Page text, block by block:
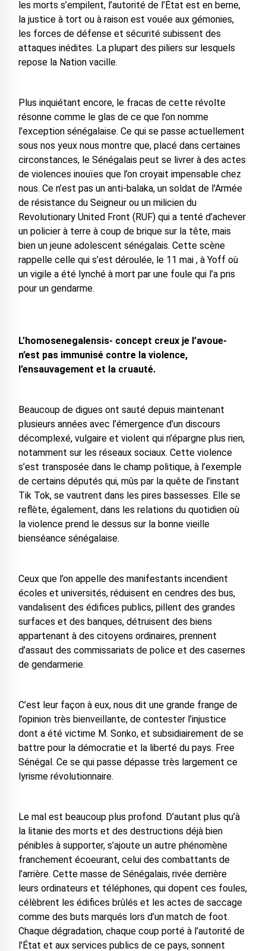
les morts s’empilent, l’autorité de l’État est en berne,
la justice à tort ou à raison est vouée aux gémonies,
les forces de défense et sécurité subissent des
attaques inédites. La plupart des piliers sur lesquels
repose la Nation vacille.
Plus inquiétant encore, le fracas de cette révolte
résonne comme le glas de ce que l’on nomme
l’exception sénégalaise. Ce qui se passe actuellement
sous nos yeux nous montre que, placé dans certaines
circonstances, le Sénégalais peut se livrer à des actes
de violences inouïes que l’on croyait impensable chez
nous. Ce n’est pas un anti-balaka, un soldat de l'Armée
de résistance du Seigneur ou un milicien du
Revolutionary United Front (RUF) qui a tenté d’achever
un policier à terre à coup de brique sur la tête, mais
bien un jeune adolescent sénégalais. Cette scène
rappelle celle qui s’est déroulée, le 11 mai , à Yoff où
un vigile a été lynché à mort par une foule qui l’a pris
pour un gendarme.
L’homosenegalensis- concept creux je l’avoue-
n’est pas immunisé contre la violence,
l’ensauvagement et la cruauté.
Beaucoup de digues ont sauté depuis maintenant
plusieurs années avec l’émergence d’un discours
décomplexé, vulgaire et violent qui n’épargne plus rien,
notamment sur les réseaux sociaux. Cette violence
s’est transposée dans le champ politique, à l’exemple
de certains députés qui, mûs par la quête de l’instant
Tik Tok, se vautrent dans les pires bassesses. Elle se
reflète, également, dans les relations du quotidien où
la violence prend le dessus sur la bonne vieille
bienséance sénégalaise.
Ceux que l’on appelle des manifestants incendient
écoles et universités, réduisent en cendres des bus,
vandalisent des édifices publics, pillent des grandes
surfaces et des banques, détruisent des biens
appartenant à des citoyens ordinaires, prennent
d’assaut des commissariats de police et des casernes
de gendarmerie.
C’est leur façon à eux, nous dit une grande frange de
l’opinion très bienveillante, de contester l’injustice
dont a été victime M. Sonko, et subsidiairement de se
battre pour la démocratie et la liberté du pays. Free
Sénégal. Ce se qui passe dépasse très largement ce
lyrisme révolutionnaire.
Le mal est beaucoup plus profond. D’autant plus qu’à
la litanie des morts et des destructions déjà bien
pénibles à supporter, s’ajoute un autre phénomène
franchement écoeurant, celui des combattants de
l’arrière. Cette masse de Sénégalais, rivée derrière
leurs ordinateurs et téléphones, qui dopent ces foules,
célèbrent les édifices brûlés et les actes de saccage
comme des buts marqués lors d’un match de foot.
Chaque dégradation, chaque coup porté à l’autorité de
l’État et aux services publics de ce pays, sonnent